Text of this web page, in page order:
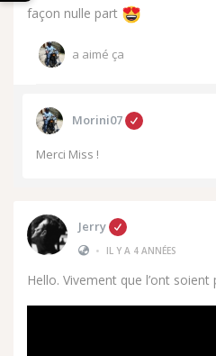
façon nulle part
a aimé ça
Morini07
Merci Miss !
Jerry
•
IL Y A 4 ANNÉES
Hello. Vivement que l’ont